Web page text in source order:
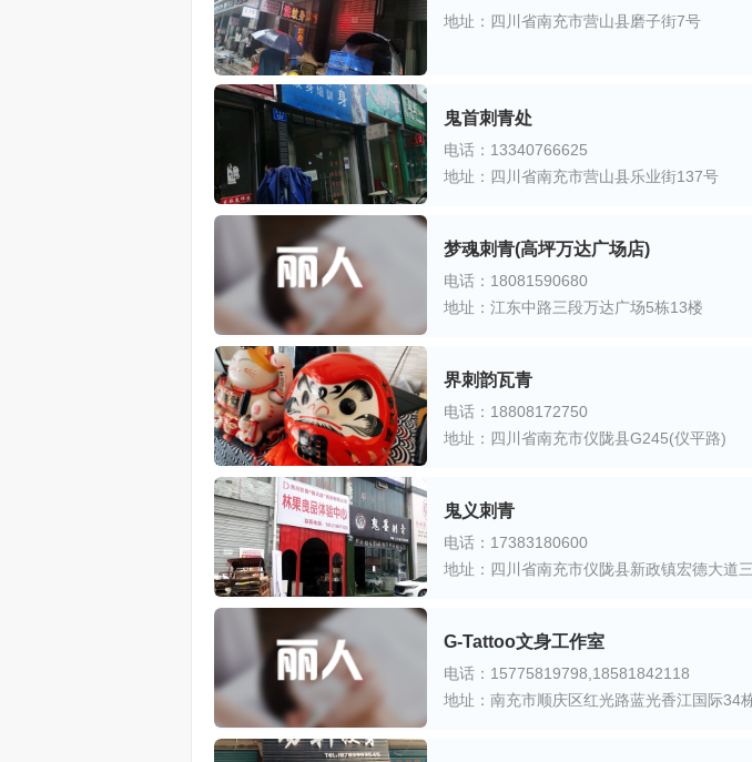
地址：四川省南充市营山县磨子街7号
鬼首刺青处
电话：13340766625
地址：四川省南充市营山县乐业街137号
梦魂刺青(高坪万达广场店)
电话：18081590680
地址：江东中路三段万达广场5栋13楼
界刺韵瓦青
电话：18808172750
地址：四川省南充市仪陇县G245(仪平路)
鬼义刺青
电话：17383180600
G-Tattoo文身工作室
电话：15775819798,18581842118